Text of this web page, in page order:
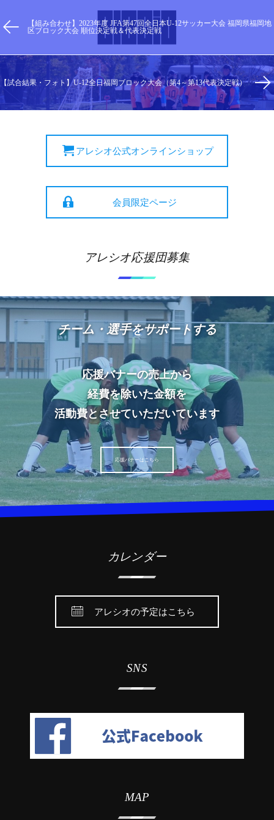
【組み合わせ】2023年度 JFA第47回全日本U-12サッカー大会 福岡県福岡地
区ブロック大会 順位決定戦＆代表決定戦
【試合結果・フォト】U-12全日福岡ブロック大会（第4～第13代表決定戦）
アレシオ公式オンラインショップ
会員限定ページ
アレシオ応援団募集
チーム・選手をサポートする
応援バナーの売上から
経費を除いた金額を
活動費とさせていただいています
応援バナーはこちら
カレンダー
アレシオの予定はこちら
SNS
MAP